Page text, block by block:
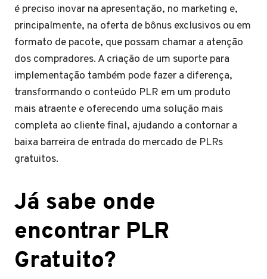
é preciso inovar na apresentação, no marketing e,
principalmente, na oferta de bônus exclusivos ou em
formato de pacote, que possam chamar a atenção
dos compradores. A criação de um suporte para
implementação também pode fazer a diferença,
transformando o conteúdo PLR em um produto
mais atraente e oferecendo uma solução mais
completa ao cliente final, ajudando a contornar a
baixa barreira de entrada do mercado de PLRs
gratuitos.
Já sabe onde
encontrar PLR
Gratuito?